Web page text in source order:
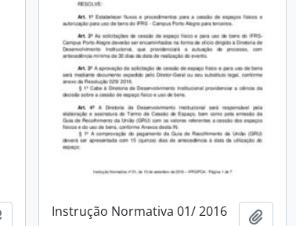
Add to clipboardInstrução Normativa 01/ 2016 Add